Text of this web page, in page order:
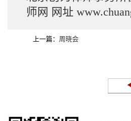
师网 网址
上一篇： 周晓会